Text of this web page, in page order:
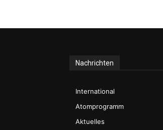
Nachrichten
International
Atomprogramm
Aktuelles